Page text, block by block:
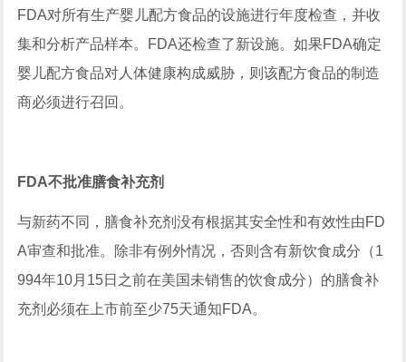
FDA对所有生产婴儿配方食品的设施进行年度检查，并收
集和分析产品样本。FDA还检查了新设施。如果FDA确定
婴儿配方食品对人体健康构成威胁，则该配方食品的制造
商必须进行召回。
FDA不批准膳食补充剂
与新药不同，膳食补充剂没有根据其安全性和有效性由FD
A审查和批准。除非有例外情况，否则含有新饮食成分（1
994年10月15日之前在美国未销售的饮食成分）的膳食补
充剂必须在上市前至少75天通知FDA。